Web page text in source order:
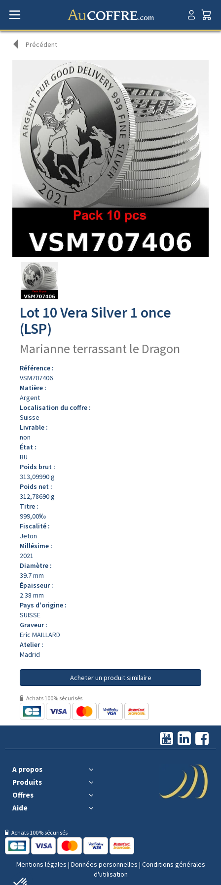
Précédent
produit
Lot 10 Vera Silver 1 once
(LSP)
Marianne terrassant le Dragon
Référence :
VSM707406
Matière :
Argent
Localisation du coffre :
Suisse
Livrable :
non
État :
BU
Poids brut :
313,09990 g
Poids net :
312,78690 g
Titre :
999,00‰
Fiscalité :
Jeton
Millésime :
2021
Diamètre :
39.7 mm
Épaisseur :
2.38 mm
Pays d'origine :
SUISSE
Graveur :
Eric MAILLARD
Atelier :
Madrid
Acheter un produit similaire
Achats 100% sécurisés
A propos
Produits
Offres
Aide
Achats 100% sécurisés
Mentions légales | Données personnelles | Conditions générales
d'utilisation